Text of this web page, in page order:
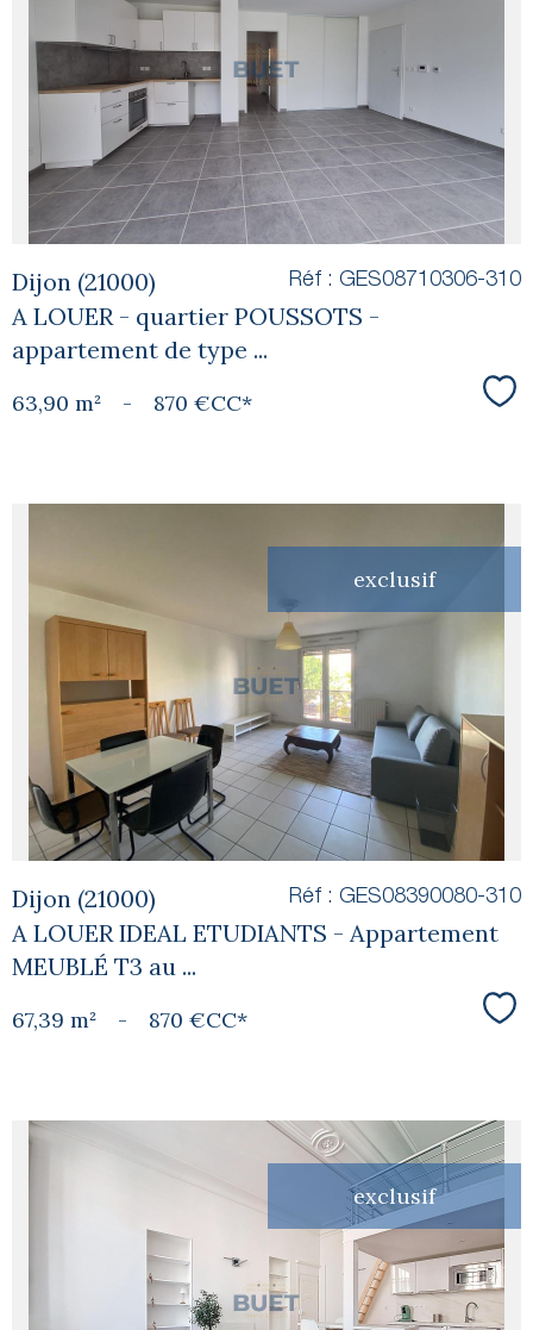
voir le
bien
Dijon (21000)
A LOUER - quartier POUSSOTS -
appartement de type ...
Réf : GES08710306-310
63,90 m² - 870 €CC*
exclusif
voir le
bien
Dijon (21000)
A LOUER IDEAL ETUDIANTS - Appartement
MEUBLÉ T3 au ...
Réf : GES08390080-310
67,39 m² - 870 €CC*
exclusif
voir le